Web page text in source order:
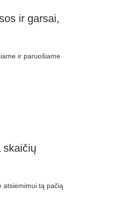
ir garsai,
ir paruošiame
skaičių
atsiėmimui tą pačią